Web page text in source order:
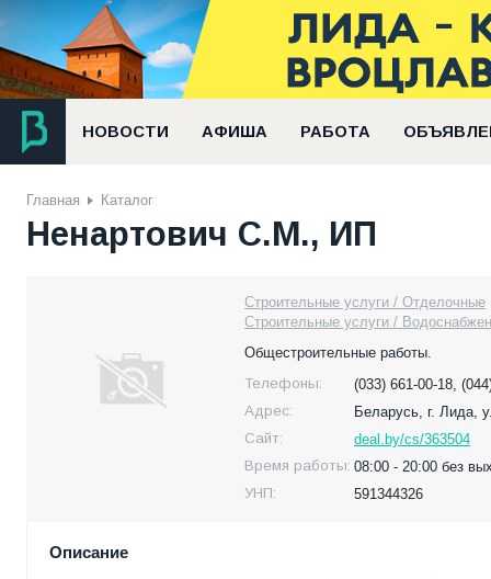
НОВОСТИ АФИША РАБОТА
Главная Каталог
Ненартович С.М., ИП
Строительные услуги / Отделочные
Строительные услуги /
Общестроительные работы.
Телефоны:
(033) 661-00-18,
Адрес:
Беларусь, г. Лида,
Сайт:
deal.by/cs/363504
Время работы: 08:00 - 20:00 без
УНП:
591344326
Описание